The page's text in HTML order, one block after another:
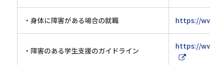
・身体に障害がある場合の就職 https://
・障害のある学生支援のガイドライン https://